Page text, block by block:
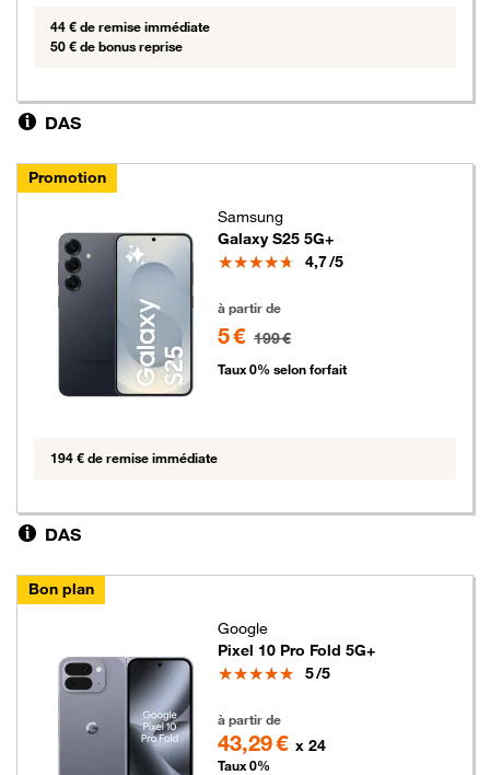
44 € de remise immédiate
50 € de bonus reprise
DAS
Promotion
Samsung
Galaxy S25 5G+
Note
4,7/5
à partir de
5 € 199 €
Taux 0% selon forfait
194 € de remise immédiate
DAS
Bon plan
Google
Pixel 10 Pro Fold 5G+
Note
5/5
à partir de
43,29 € x 24
Taux 0%